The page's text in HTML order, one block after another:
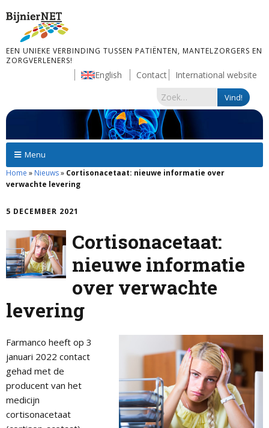
EEN UNIEKE VERBINDING TUSSEN PATIËNTEN, MANTELZORGERS EN
ZORGVERLENERS!
English Contact International website
Menu
Home » Nieuws» Cortisonacetaat: nieuwe informatie over
verwachte levering
5 DECEMBER 2021
Cortisonacetaat:
nieuwe informatie
over verwachte
levering
Farmanco heeft op 3
januari 2022 contact
gehad met de
producent van het
medicijn
cortisonacetaat